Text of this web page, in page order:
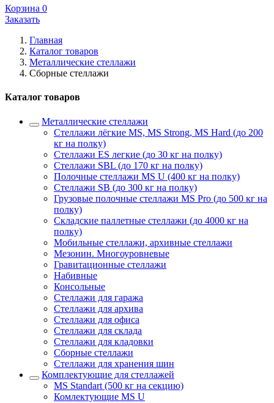
Корзина 0
Заказать
Главная
Каталог товаров
Металлические стеллажи
Сборные стеллажи
Каталог товаров
Металлические стеллажи
Стеллажи лёгкие MS, MS Strong, MS Hard (до 200
кг на полку)
Стеллажи ES легкие (до 30 кг на полку)
Стеллажи SBL (до 170 кг на полку)
Полочные стеллажи MS U (400 кг на полку)
Стеллажи SB (до 300 кг на полку)
Грузовые полочные стеллажи MS Pro (до 500 кг на
полку)
Складские паллетные стеллажи (до 4000 кг на
полку)
Мобильные стеллажи, архивные стеллажи
Мезонин. Многоуровневые
Гравитационные стеллажи
Набивные
Консольные
Стеллажи для гаража
Стеллажи для архива
Стеллажи для офиса
Стеллажи для склада
Стеллажи для кладовки
Сборные стеллажи
Стеллажи для хранения шин
Комплектующие для стеллажей
MS Standart (500 кг на секцию)
Комлектующие MS U